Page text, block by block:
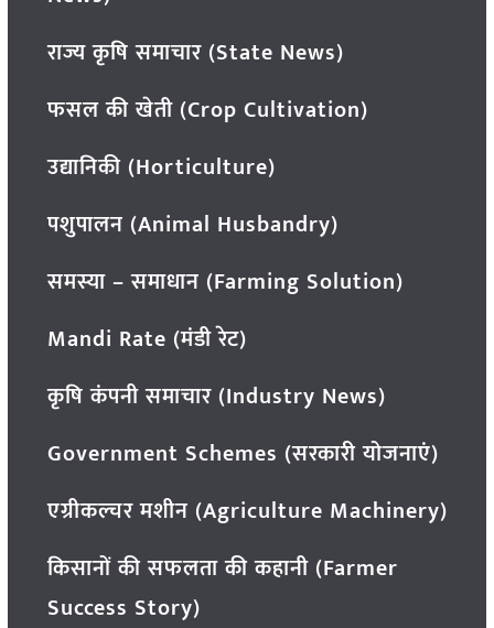
राज्य कृषि समाचार (State News)
फसल की खेती (Crop Cultivation)
उद्यानिकी (Horticulture)
पशुपालन (Animal Husbandry)
समस्या – समाधान (Farming Solution)
Mandi Rate (मंडी रेट)
कृषि कंपनी समाचार (Industry News)
Government Schemes (सरकारी योजनाएं)
एग्रीकल्चर मशीन (Agriculture Machinery)
किसानों की सफलता की कहानी (Farmer
Success Story)